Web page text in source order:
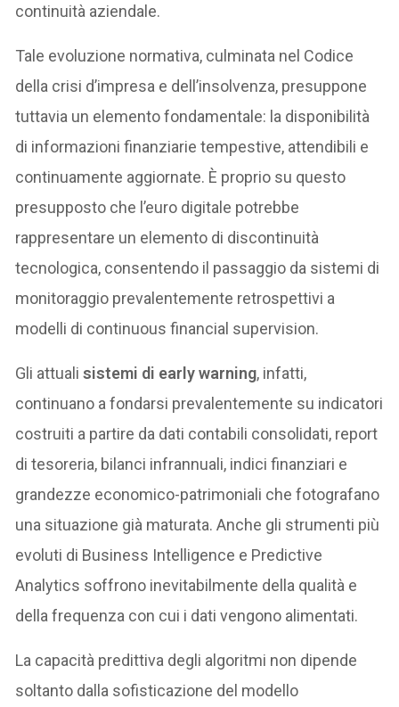
continuità aziendale.
Tale evoluzione normativa, culminata nel Codice
della crisi d’impresa e dell’insolvenza, presuppone
tuttavia un elemento fondamentale: la disponibilità
di informazioni finanziarie tempestive, attendibili e
continuamente aggiornate. È proprio su questo
presupposto che l’euro digitale potrebbe
rappresentare un elemento di discontinuità
tecnologica, consentendo il passaggio da sistemi di
monitoraggio prevalentemente retrospettivi a
modelli di continuous financial supervision.
Gli attualisistemi di early warning, infatti,
continuano a fondarsi prevalentemente su indicatori
costruiti a partire da dati contabili consolidati, report
di tesoreria, bilanci infrannuali, indici finanziari e
grandezze economico-patrimoniali che fotografano
una situazione già maturata. Anche gli strumenti più
evoluti di Business Intelligence e Predictive
Analytics soffrono inevitabilmente della qualità e
della frequenza con cui i dati vengono alimentati.
La capacità predittiva degli algoritmi non dipende
soltanto dalla sofisticazione del modello